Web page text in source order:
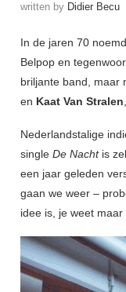
written by Didier Becu
In de jaren 70
Belpop en
briljante band, maar
en Kaat Van Stralen
Nederlandstalige
single De Nacht is
een jaar geleden
gaan we weer –
idee is, je weet maar